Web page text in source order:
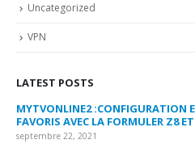
Uncategorized
VPN
LATEST POSTS
MYTVONLINE2 :CONFIGURATION
FAVORIS AVEC LA FORMULER Z8
septembre 22, 2021